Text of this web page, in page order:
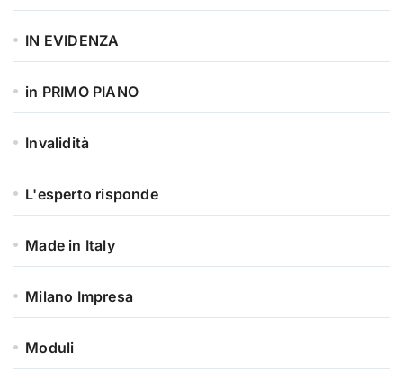
IN EVIDENZA
in PRIMO PIANO
Invalidità
L'esperto risponde
Made in Italy
Milano Impresa
Moduli